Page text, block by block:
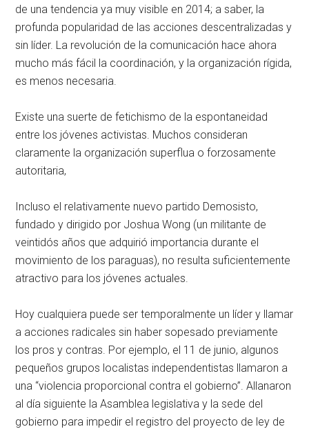
de una tendencia ya muy visible en 2014; a saber, la
profunda popularidad de las acciones descentralizadas y
sin líder. La revolución de la comunicación hace ahora
mucho más fácil la coordinación, y la organización rígida,
es menos necesaria.
Existe una suerte de fetichismo de la espontaneidad
entre los jóvenes activistas. Muchos consideran
claramente la organización superflua o forzosamente
autoritaria,
Incluso el relativamente nuevo partido Demosisto,
fundado y dirigido por Joshua Wong (un militante de
veintidós años que adquirió importancia durante el
movimiento de los paraguas), no resulta suficientemente
atractivo para los jóvenes actuales.
Hoy cualquiera puede ser temporalmente un líder y llamar
a acciones radicales sin haber sopesado previamente
los pros y contras. Por ejemplo, el 11 de junio, algunos
pequeños grupos localistas independentistas llamaron a
una “violencia proporcional contra el gobierno”. Allanaron
al día siguiente la Asamblea legislativa y la sede del
gobierno para impedir el registro del proyecto de ley de